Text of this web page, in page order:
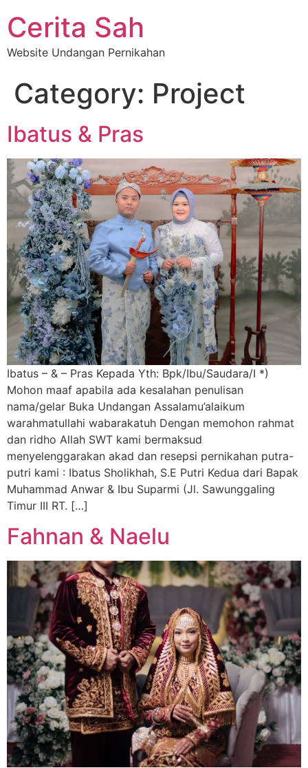
Cerita Sah
Website Undangan Pernikahan
Category: Project
Ibatus & Pras
Ibatus – & – Pras Kepada Yth: Bpk/Ibu/Saudara/I *)
Mohon maaf apabila ada kesalahan penulisan
nama/gelar Buka Undangan Assalamu’alaikum
warahmatullahi wabarakatuh Dengan memohon rahmat
dan ridho Allah SWT kami bermaksud
menyelenggarakan akad dan resepsi pernikahan putra-
putri kami : Ibatus Sholikhah, S.E Putri Kedua dari Bapak
Muhammad Anwar & Ibu Suparmi (Jl. Sawunggaling
Timur III RT. […]
Fahnan & Naelu